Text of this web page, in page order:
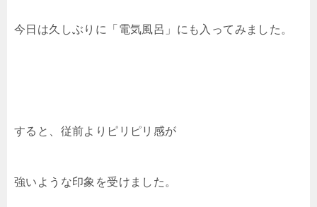
今日は久しぶりに「電気風呂」にも入ってみました。
すると、従前よりピリピリ感が
強いような印象を受けました。